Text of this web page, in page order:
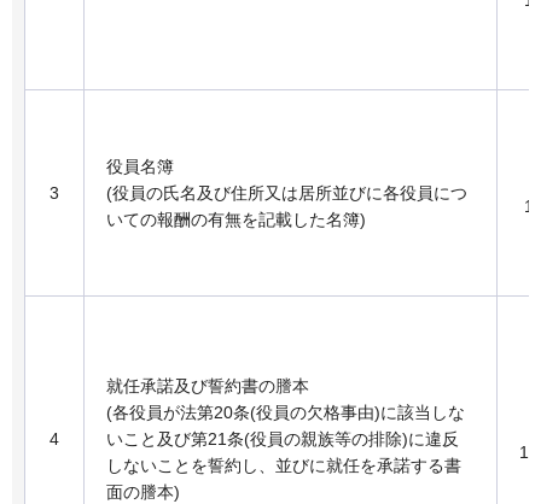
3
役員名簿
(役員の氏名及び住所又は居所並びに各役員につ
いての報酬の有無を記載した名簿)
1
4
就任承諾及び誓約書の謄本
(各役員が法第20条(役員の欠格事由)に該当しな
いこと及び第21条(役員の親族等の排除)に違反
しないことを誓約し、並びに就任を承諾する書
面の謄本)
1